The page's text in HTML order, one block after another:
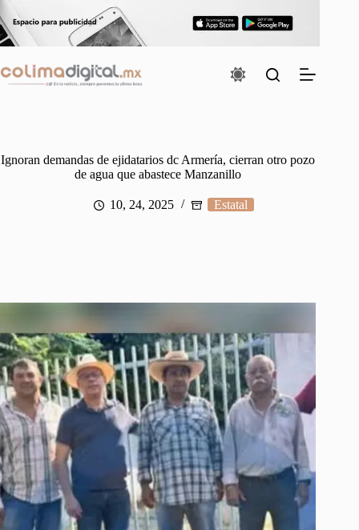
Saltar
al
contenido
Ignoran demandas de ejidatarios dc Armería, cierran otro pozo
de agua que abastece Manzanillo
10, 24, 2025 Estatal